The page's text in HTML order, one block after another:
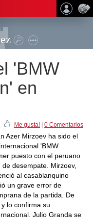
'BMW
en
Me gusta! 0 Comentarios
Azer Mirzoev ha sido el
'BMW
puesto con el peruano
desempate. Mirzoev,
al casablanquino
un grave error de
de la partida. De
lo confirma su
Julio Granda se